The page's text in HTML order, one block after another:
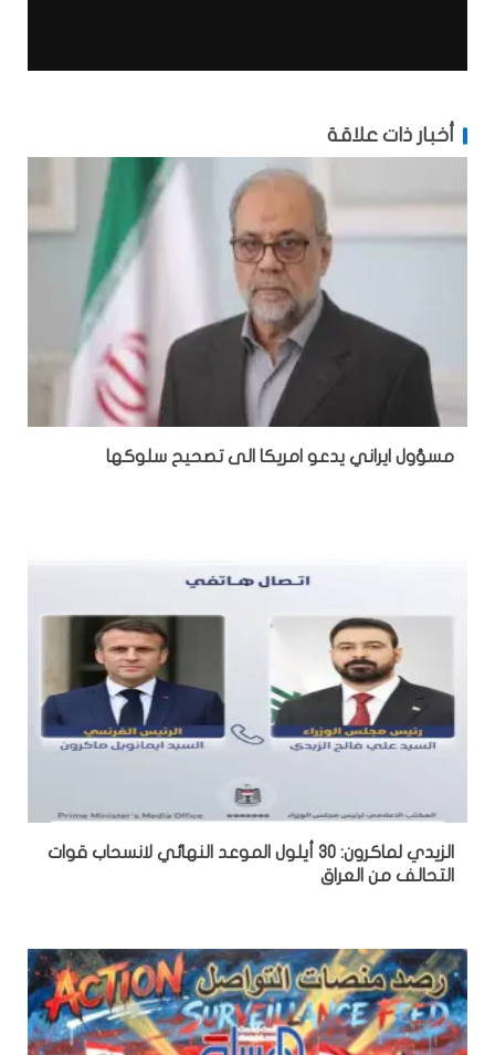
أخبار ذات علاقة
مسؤول ايراني يدعو امريكا الى تصحيح سلوكها
الزيدي لماكرون: 30 أيلول الموعد النهائي لانسحاب قوات
التحالف من العراق